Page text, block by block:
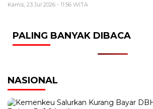
Kamis, 23 Jul 2026 - 11:56 WITA
PALING BANYAK DIBACA
NASIONAL